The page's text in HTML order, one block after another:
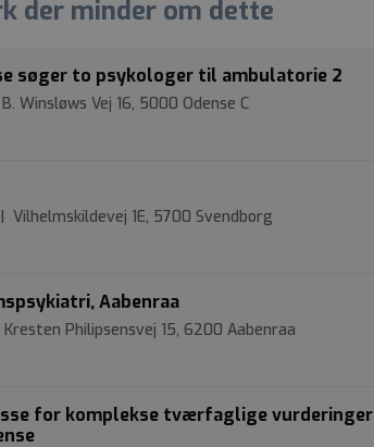
der minder om dette
søger to psykologer til ambulatorie 2
Winsløws Vej 16, 5000 Odense C
1E, 5700 Svendborg
Aabenraa
Philipsensvej 15, 6200 Aabenraa
for komplekse tværfaglige vurderinger